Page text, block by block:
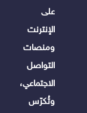
على
الإنترنت
ومنصات
التواصل
الاجتماعي،
وتُكرّس